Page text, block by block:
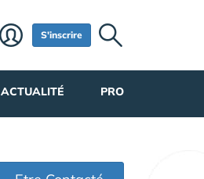
S'inscrire
ACTUALITÉ PRO